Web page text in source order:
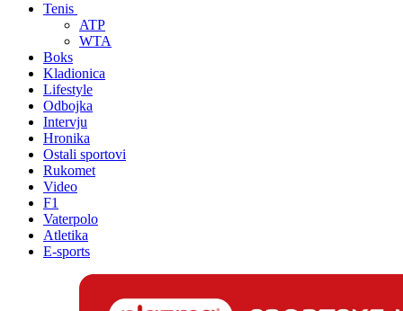
Tenis
ATP
WTA
Boks
Kladionica
Lifestyle
Odbojka
Intervju
Hronika
Ostali sportovi
Rukomet
Video
F1
Vaterpolo
Atletika
E-sports